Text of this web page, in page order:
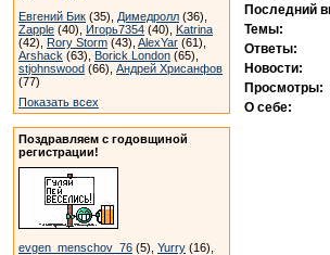
Евгений Бик (35), Димедролл (36),
Zapple (40), Игорь7354 (40), Katrina
(42), Rory Storm (43), AlexYar (61),
Arshack (63), Borick London (65),
stjohnswood (66), Андрей Хрисанфов
(77)
Показать всех
Поздравляем с годовщиной
регистрации!
evgen_menschov_76 (5), Yurry (16),
Последний
Темы:
Ответы:
Новости:
Просмотры:
О себе: